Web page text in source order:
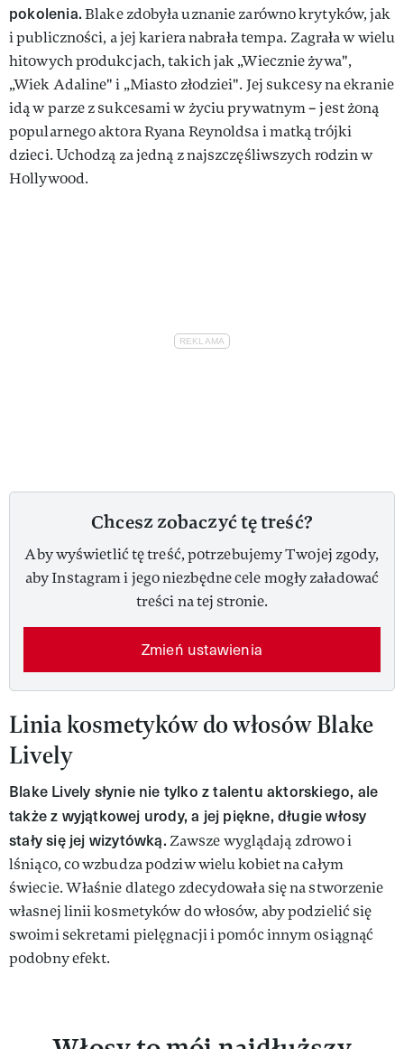
pokolenia.Blake zdobyła uznanie zarówno krytyków, jak
i publiczności, a jej kariera nabrała tempa. Zagrała w wielu
hitowych produkcjach, takich jak „Wiecznie żywa",
„Wiek Adaline" i „Miasto złodziei". Jej sukcesy na ekranie
idą w parze z sukcesami w życiu prywatnym – jest żoną
popularnego aktora Ryana Reynoldsa i matką trójki
dzieci. Uchodzą za jedną z najszczęśliwszych rodzin w
Hollywood.
Chcesz zobaczyć tę treść?
Aby wyświetlić tę treść, potrzebujemy Twojej zgody,
aby Instagram i jego niezbędne cele mogły załadować
treści na tej stronie.
Zmień ustawienia
Linia kosmetyków do włosów Blake
Lively
Blake Lively słynie nie tylko z talentu aktorskiego, ale
także z wyjątkowej urody, a jej piękne, długie włosy
stały się jej wizytówką.Zawsze wyglądają zdrowo i
lśniąco, co wzbudza podziw wielu kobiet na całym
świecie. Właśnie dlatego zdecydowała się na stworzenie
własnej linii kosmetyków do włosów, aby podzielić się
swoimi sekretami pielęgnacji i pomóc innym osiągnąć
podobny efekt.